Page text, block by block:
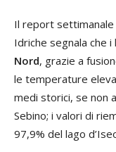
Il report settimanale
Idriche segnala che
Nord, grazie a
le temperature
medi storici, se non
Sebino; i valori di
97,9% del lago